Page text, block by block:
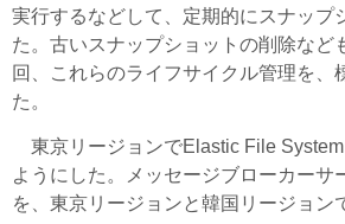
実行するなどして、定期的にスナップ
た。古いスナップショットの削除など
回、これらのライフサイクル管理を、
た。
東京リージョンでElastic File
ようにした。メッセージブローカーサ
を、東京リージョンと韓国リージョン